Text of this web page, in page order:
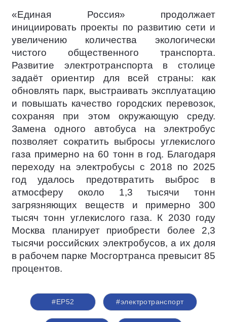
«Единая Россия» продолжает
инициировать проекты по развитию сети и
увеличению количества экологически
чистого общественного транспорта.
Развитие электротранспорта в столице
задаёт ориентир для всей страны: как
обновлять парк, выстраивать эксплуатацию
и повышать качество городских перевозок,
сохраняя при этом окружающую среду.
Замена одного автобуса на электробус
позволяет сократить выбросы углекислого
газа примерно на 60 тонн в год. Благодаря
переходу на электробусы с 2018 по 2025
год удалось предотвратить выброс в
атмосферу около 1,3 тысячи тонн
загрязняющих веществ и примерно 300
тысяч тонн углекислого газа. К 2030 году
Москва планирует приобрести более 2,3
тысячи российских электробусов, а их доля
в рабочем парке Мосгортранса превысит 85
процентов.
#ЕР52 #электротранспорт